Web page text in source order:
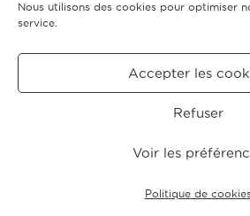
Nous utilisons des cookies pour optimiser
service.
Accepter les
Refuser
Voir les
Politique de